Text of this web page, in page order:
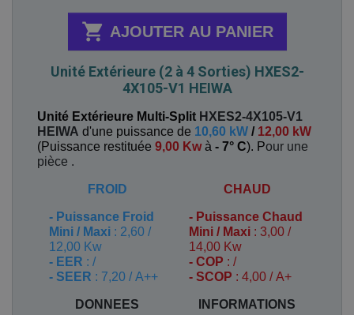
 AJOUTER AU PANIER
Unité Extérieure (2 à 4 Sorties) HXES2-
4X105-V1 HEIWA
Unité Extérieure Multi-Split HXES2-4X105-V1
HEIWA d'une puissance de 10,60 kW / 12,00 kW
(Puissance restituée 9,00 Kwà - 7° C). Pour une
pièce .
FROID
- Puissance Froid
Mini / Maxi : 2,60 /
12,00 Kw
- EER : /
- SEER : 7,20 / A++
CHAUD
- Puissance Chaud
Mini / Maxi : 3,00 /
14,00 Kw
- COP : /
- SCOP : 4,00 / A+
DONNEES INFORMATIONS